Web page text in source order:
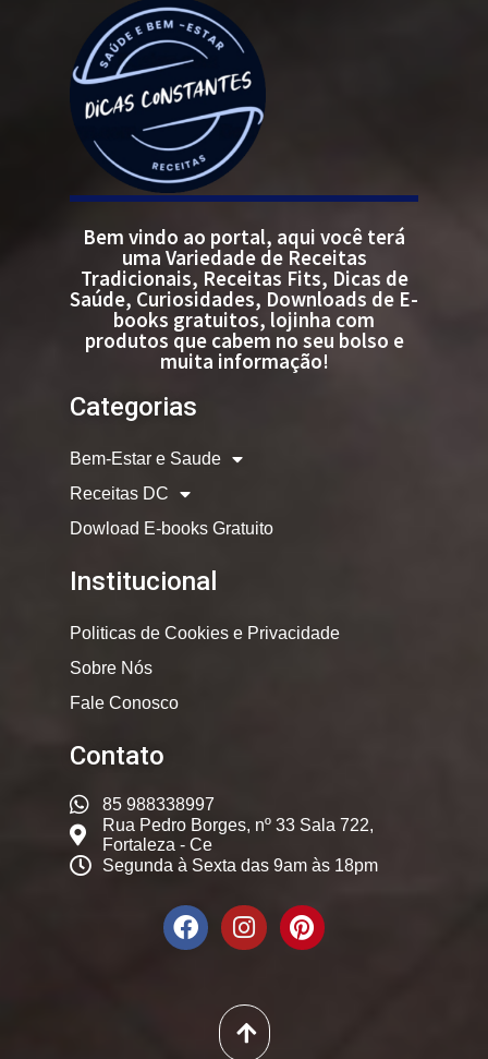
Bem vindo ao portal, aqui você terá
uma Variedade de Receitas
Tradicionais, Receitas Fits, Dicas de
Saúde, Curiosidades, Downloads de E-
books gratuitos, lojinha com
produtos que cabem no seu bolso e
muita informação!
Categorias
Bem-Estar e Saude
Receitas DC
Dowload E-books Gratuito
Institucional
Politicas de Cookies e Privacidade
Sobre Nós
Fale Conosco
Contato
85 988338997
Rua Pedro Borges, nº 33 Sala 722,
Fortaleza - Ce
Segunda à Sexta das 9am às 18pm